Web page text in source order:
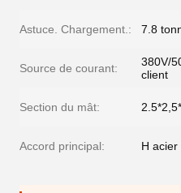
Astuce. Chargement.: 7.8
Source de courant:
380V/
client
Section du mât:
Accord principal: H acier